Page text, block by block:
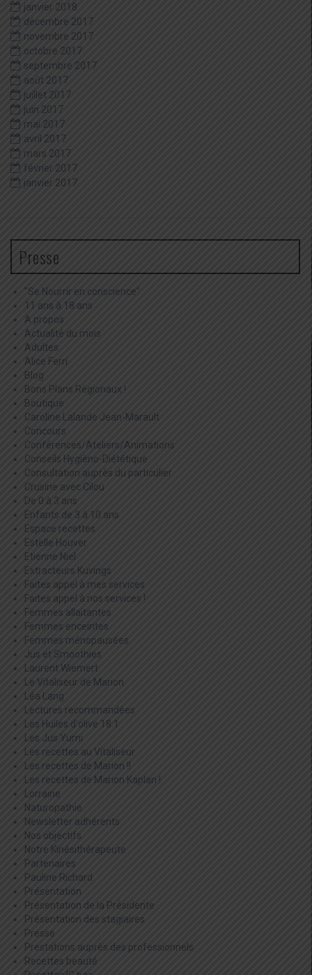
janvier 2018
décembre 2017
novembre 2017
octobre 2017
septembre 2017
août 2017
juillet 2017
juin 2017
mai 2017
avril 2017
mars 2017
février 2017
janvier 2017
Presse
"Se Nourrir en conscience"
11 ans à 18 ans
A propos
Actualité du mois
Adultes
Alice Ferri
Blog
Bons Plans Régionaux !
Boutique
Caroline Lalande Jean-Marault
Concours
Conférences/Ateliers/Animations
Conseils Hygièno-Diététique
Consultation auprès du particulier
Crusine avec Cilou
De 0 à 3 ans
Enfants de 3 à 10 ans
Espace recettes
Estelle Houver
Etienne Niel
Extracteurs Kuvings
Faites appel à mes services
Faites appel à nos services !
Femmes allaitantes
Femmes enceintes
Femmes ménopausées
Jus et Smoothies
Laurent Wiemert
Le Vitaliseur de Marion
Léa Lang
Lectures recommandées
Les Huiles d'olive 18:1
Les Jus Yumi
Les recettes au Vitaliseur
Les recettes de Marion !!
Les recettes de Marion Kaplan !
Lorraine
Naturopathie
Newsletter adhérents
Nos objectifs
Notre Kinésithérapeute
Partenaires
Pauline Richard
Présentation
Présentation de la Présidente
Présentation des stagiaires
Presse
Prestations auprès des professionnels
Recettes beauté